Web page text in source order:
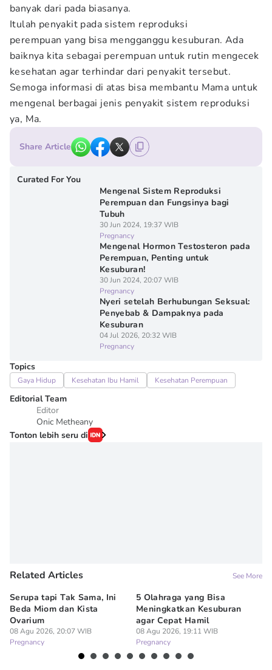
banyak dari pada biasanya.
Itulah penyakit pada sistem reproduksi
perempuan yang bisa mengganggu kesuburan. Ada
baiknya kita sebagai perempuan untuk rutin mengecek
kesehatan agar terhindar dari penyakit tersebut.
Semoga informasi di atas bisa membantu Mama untuk
mengenal berbagai jenis penyakit sistem reproduksi
ya, Ma.
Share Article
Curated For You
Mengenal Sistem Reproduksi
Perempuan dan Fungsinya bagi
Tubuh
30 Jun 2024, 19:37 WIB
Pregnancy
Mengenal Hormon Testosteron pada
Perempuan, Penting untuk
Kesuburan!
30 Jun 2024, 20:07 WIB
Pregnancy
Nyeri setelah Berhubungan Seksual:
Penyebab & Dampaknya pada
Kesuburan
04 Jul 2026, 20:32 WIB
Pregnancy
Topics
Gaya Hidup Kesehatan Ibu Hamil Kesehatan Perempuan
Editorial Team
Editor
Onic Metheany
Tonton lebih seru di
Related Articles See More
Serupa tapi Tak Sama, Ini
Beda Miom dan Kista
Ovarium
08 Agu 2026, 20:07 WIB
Pregnancy
5 Olahraga yang Bisa
Meningkatkan Kesuburan
agar Cepat Hamil
08 Agu 2026, 19:11 WIB
Pregnancy